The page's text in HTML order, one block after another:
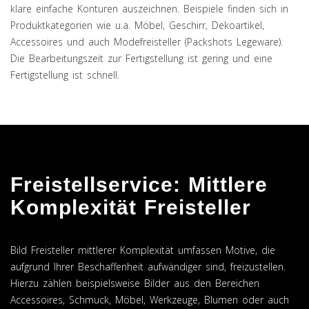
klare einfache Konturen auszeichnen. Beispiele finden sich in
Produktkategorien wie u.a. Möbel, Geschirr, Dekoartikel,
Accessoires und auch Modefreisteller (Packshots Legeware).
Die Bearbeitungszeit zur Fertigstellung ist gering und eine
Fertigstellung ist schnell.
Freistellservice: Mittlere
Komplexität Freisteller
Bild Freisteller mittlerer Komplexität umfassen Motive, die
aufgrund Ihrer Beschaffenheit aufwändiger sind, freizustellen.
Hierzu zählen beispielsweise Bilder aus den Bereichen
Accessoires, Schmuck, Möbel, Werkzeuge, Blumen oder auch